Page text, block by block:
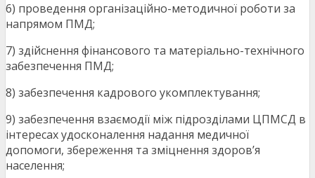
6) проведення організаційно-методичної роботи за
напрямом ПМД;
7) здійснення фінансового та матеріально-технічного
забезпечення ПМД;
8) забезпечення кадрового укомплектування;
9) забезпечення взаємодії між підрозділами ЦПМСД в
інтересах удосконалення надання медичної
допомоги, збереження та зміцнення здоров’я
населення;